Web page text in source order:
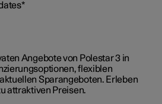
Angebote von Polestar 3 in
flexiblen
Sparangeboten. Erleben
attraktiven Preisen.